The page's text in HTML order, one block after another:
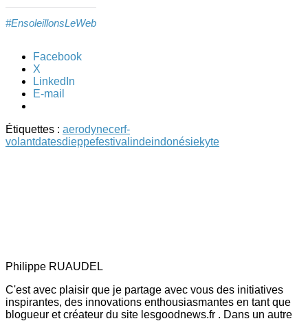
#EnsoleillonsLeWeb
Facebook
X
LinkedIn
E-mail
Étiquettes : aerodynecerf-
volantdatesdieppefestival indeindonésiekyte
Philippe RUAUDEL
C'est avec plaisir que je partage avec vous des initiatives
inspirantes, des innovations enthousiasmantes en tant que
blogueur et créateur du site lesgoodnews.fr . Dans un autre